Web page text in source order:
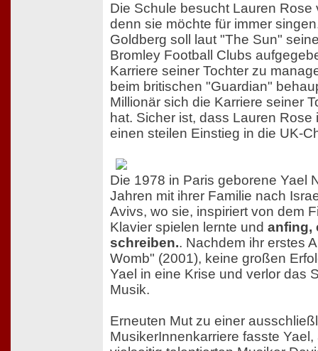
Die Schule besucht Lauren Rose
denn sie möchte für immer
Goldberg soll laut "The Sun"
Bromley Football Clubs
Karriere seiner Tochter zu
beim britischen "Guardian"
Millionär sich die Karriere seiner
hat. Sicher ist, dass Lauren
einen steilen Einstieg in die UK-
Die 1978 in Paris geborene Yael
Jahren mit ihrer Familie nach
Avivs, wo sie, inspiriert von dem
Klavier spielen lernte und anfing,
schreiben.. Nachdem ihr erstes
Womb" (2001), keine großen
Yael in eine Krise und verlor das
Musik.
Erneuten Mut zu einer
MusikerInnenkarriere fasste